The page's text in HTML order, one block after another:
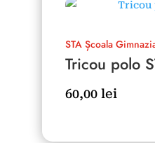
STA Școala
Tricou polo
60,00 lei